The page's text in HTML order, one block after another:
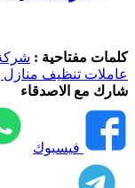
كلمات مفتاحية :
عاملات تنظيف
شارك مع الاصدقاء
فيسبوك